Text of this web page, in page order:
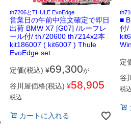
th7206とTHULE EvoEdge
営業日の午前中注文確定で即日
出荷 BMW X7 [G07] /ルーフレ
ール付/ th720600 th7214x2本
kit186007 ( kit6007 ) Thule
EvoEdge set
定価(税込) ¥69,300が
谷川屋価格(税込) ¥58,905
税込
カートに入れる
■
付/
定
谷
税込